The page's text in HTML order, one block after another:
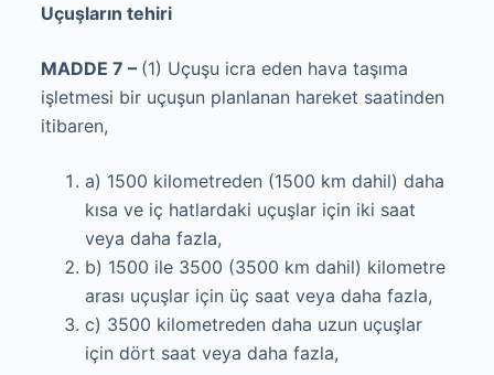
Uçuşların tehiri
MADDE 7 – (1) Uçuşu icra eden hava taşıma
işletmesi bir uçuşun planlanan hareket saatinden
itibaren,
a) 1500 kilometreden (1500 km dahil) daha
kısa ve iç hatlardaki uçuşlar için iki saat
veya daha fazla,
b) 1500 ile 3500 (3500 km dahil) kilometre
arası uçuşlar için üç saat veya daha fazla,
c) 3500 kilometreden daha uzun uçuşlar
için dört saat veya daha fazla,